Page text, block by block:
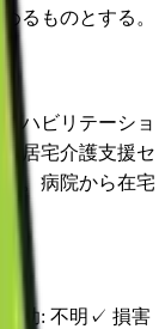
るものとする。
ハビリテーショ
居宅介護支援セ
。病院から在宅
援助: 不明 ✓ 損害